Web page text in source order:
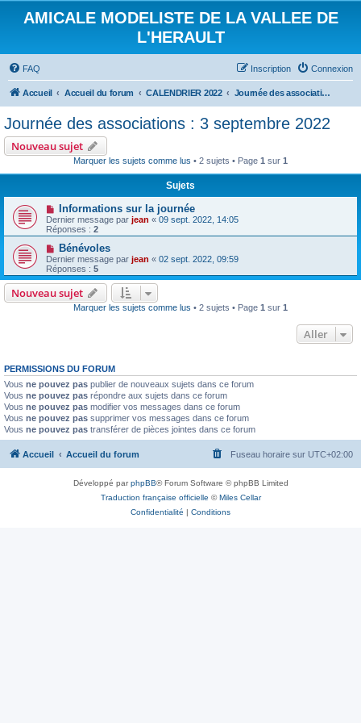
AMICALE MODELISTE DE LA VALLEE DE
L'HERAULT
FAQ Connexion
Inscription
Accueil Accueil du forum CALENDRIER 2022 Journée des associations : 3 septembre 2022
Journée des associations : 3 septembre 2022
Nouveau sujet
Marquer les sujets comme lus • 2 sujets • Page 1 sur 1
Sujets
Informations sur la journée
Dernier message par jean « 09 sept. 2022, 14:05
Réponses : 2
Bénévoles
Dernier message par jean « 02 sept. 2022, 09:59
Réponses : 5
Nouveau sujet
Marquer les sujets comme lus • 2 sujets • Page 1 sur 1
Aller
PERMISSIONS DU FORUM
Vous ne pouvez pas publier de nouveaux sujets dans ce forum
Vous ne pouvez pas répondre aux sujets dans ce forum
Vous ne pouvez pas modifier vos messages dans ce forum
Vous ne pouvez pas supprimer vos messages dans ce forum
Vous ne pouvez pas transférer de pièces jointes dans ce forum
Accueil Accueil du forum Fuseau horaire sur UTC+02:00
Développé parphpBB® Forum Software © phpBB Limited
Traduction française officielle ©Miles Cellar
Confidentialité | Conditions